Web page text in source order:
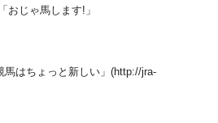
じゃ馬します!」
はちょっと新しい」(http://jra-